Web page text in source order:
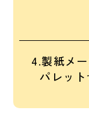
4.製紙メ
パレット